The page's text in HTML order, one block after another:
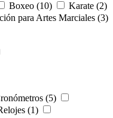
Boxeo (10)
Karate (2)
para Artes Marciales (3)
(5)
(1)